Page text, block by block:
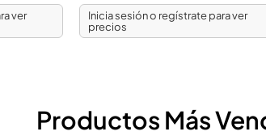
ver
Inicia sesión o regístrate para ver
precios
Productos Más